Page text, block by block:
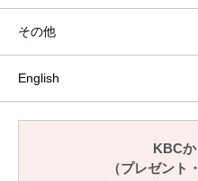
その他
English
KBC
（プレゼント